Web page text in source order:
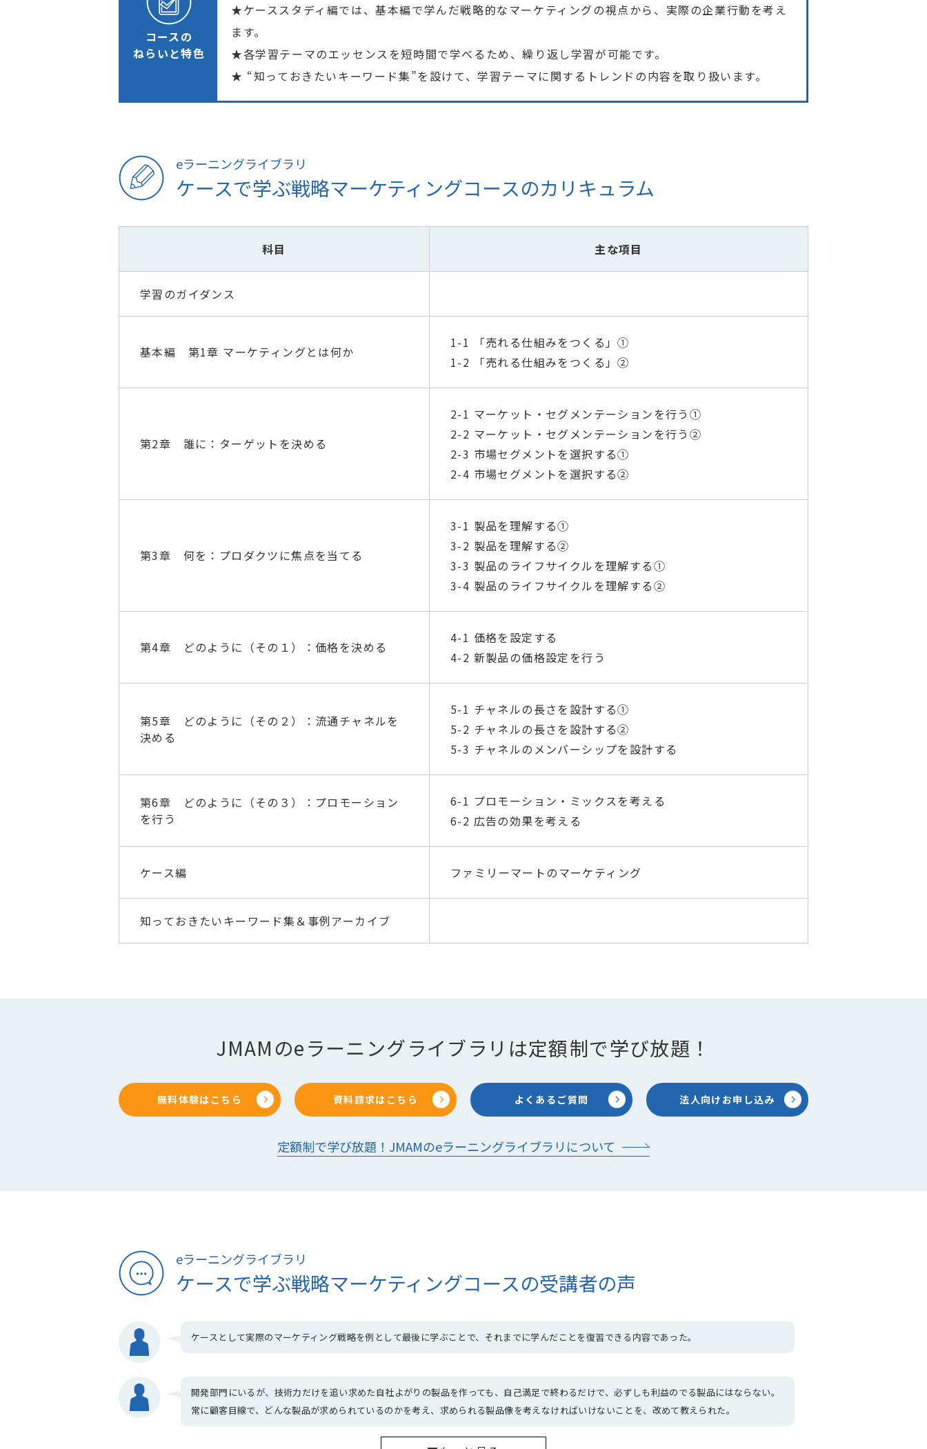
コースの
ねらいと特色
★ケーススタディ編では、基本編で学んだ戦略的なマーケティングの視点から、実際の企業行動を考え
ます。
★各学習テーマのエッセンスを短時間で学べるため、繰り返し学習が可能です。
★ “知っておきたいキーワード集”を設けて、学習テーマに関するトレンドの内容を取り扱います。
eラーニングライブラリ
ケースで学ぶ戦略マーケティングコースのカリキュラム
科目 主な項目
学習のガイダンス
基本編 第1章 マーケティングとは何か
1-1 「売れる仕組みをつくる」①
1-2 「売れる仕組みをつくる」②
第2章 誰に：ターゲットを決める
2-1 マーケット・セグメンテーションを行う①
2-2 マーケット・セグメンテーションを行う②
2-3 市場セグメントを選択する①
2-4 市場セグメントを選択する②
第3章 何を：プロダクツに焦点を当てる
3-1 製品を理解する①
3-2 製品を理解する②
3-3 製品のライフサイクルを理解する①
3-4 製品のライフサイクルを理解する②
第4章 どのように（その１）：価格を決める
4-1 価格を設定する
4-2 新製品の価格設定を行う
第5章 どのように（その２）：流通チャネルを
決める
5-1 チャネルの長さを設計する①
5-2 チャネルの長さを設計する②
5-3 チャネルのメンバーシップを設計する
第6章 どのように（その３）：プロモーション
を行う
6-1 プロモーション・ミックスを考える
6-2 広告の効果を考える
ケース編 ファミリーマートのマーケティング
知っておきたいキーワード集＆事例アーカイブ
JMAMのeラーニングライブラリは定額制で学び放題！
無料体験はこちら 資料請求はこちら よくあるご質問 法人向けお申し込み
定額制で学び放題！JMAMのeラーニングライブラリについて
eラーニングライブラリ
ケースで学ぶ戦略マーケティングコースの受講者の声
ケースとして実際のマーケティング戦略を例として最後に学ぶことで、それまでに学んだことを復習できる内容であった。
開発部門にいるが、技術力だけを追い求めた自社よがりの製品を作っても、自己満足で終わるだけで、必ずしも利益のでる製品にはならない。
常に顧客目線で、どんな製品が求められているのかを考え、求められる製品像を考えなければいけないことを、改めて教えられた。